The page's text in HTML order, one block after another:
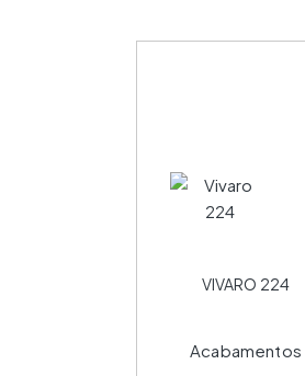
VIVARO 224
Acabamentos